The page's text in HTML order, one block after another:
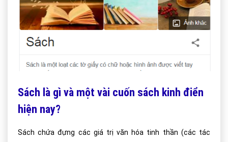
Sách là gì và một vài cuốn sách kinh điển
hiện nay?
Sách chứa đựng các giá trị văn hóa tinh thần (các tác